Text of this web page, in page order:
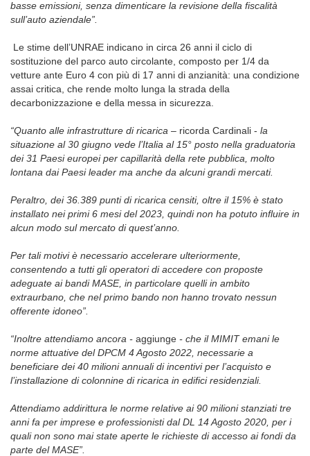
basse emissioni, senza dimenticare la revisione della fiscalità
sull’auto aziendale”.
Le stime dell’UNRAE indicano in circa 26 anni il ciclo di
sostituzione del parco auto circolante, composto per 1/4 da
vetture ante Euro 4 con più di 17 anni di anzianità: una condizione
assai critica, che rende molto lunga la strada della
decarbonizzazione e della messa in sicurezza.
“Quanto alle infrastrutture di ricarica – ricorda Cardinali - la
situazione al 30 giugno vede l’Italia al 15° posto nella graduatoria
dei 31 Paesi europei per capillarità della rete pubblica, molto
lontana dai Paesi leader ma anche da alcuni grandi mercati.
Peraltro, dei 36.389 punti di ricarica censiti, oltre il 15% è stato
installato nei primi 6 mesi del 2023, quindi non ha potuto influire in
alcun modo sul mercato di quest’anno.
Per tali motivi è necessario accelerare ulteriormente,
consentendo a tutti gli operatori di accedere con proposte
adeguate ai bandi MASE, in particolare quelliin ambito
extraurbano, che nel primo bando non hanno trovato nessun
offerente idoneo”.
“Inoltre attendiamo ancora - aggiunge - che il MIMIT emani le
norme attuative del DPCM 4 Agosto 2022, necessarie a
beneficiare dei 40 milioni annuali di incentivi per l’acquisto e
l’installazione di colonnine di ricarica in edifici residenziali.
Attendiamo addirittura le norme relative ai 90 milioni stanziati tre
anni fa per imprese e professionisti dal DL 14 Agosto 2020, per i
quali non sono mai state aperte le richieste di accesso ai fondi da
parte del MASE”.